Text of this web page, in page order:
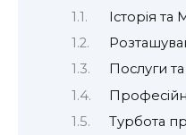
Історія та
Послуги
Турбота